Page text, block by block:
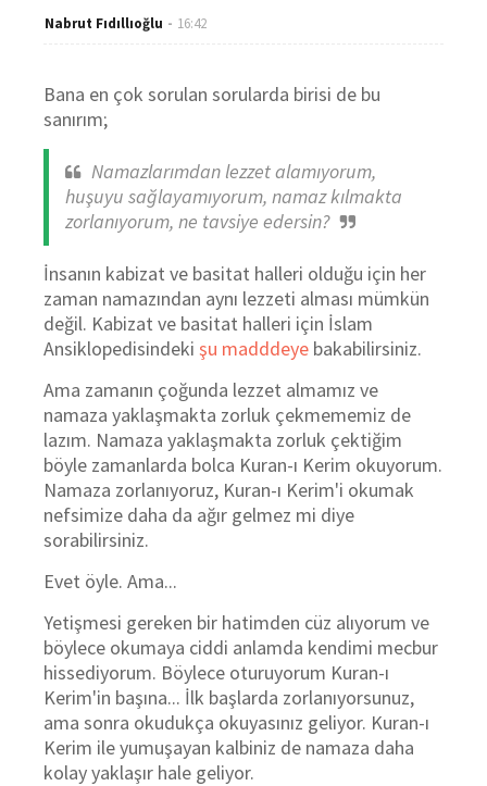
Nabrut Fıdıllıoğlu 16:42
Bana en çok sorulan sorularda birisi de bu
sanırım;
Namazlarımdan lezzet alamıyorum,
huşuyu sağlayamıyorum, namaz kılmakta
zorlanıyorum, ne tavsiye edersin?
İnsanın kabizat ve basitat halleri olduğu için her
zaman namazından aynı lezzeti alması mümkün
değil. Kabizat ve basitat halleri için İslam
Ansiklopedisindeki şu madddeye bakabilirsiniz.
Ama zamanın çoğunda lezzet almamız ve
namaza yaklaşmakta zorluk çekmememiz de
lazım. Namaza yaklaşmakta zorluk çektiğim
böyle zamanlarda bolca Kuran-ı Kerim okuyorum.
Namaza zorlanıyoruz, Kuran-ı Kerim'i okumak
nefsimize daha da ağır gelmez mi diye
sorabilirsiniz.
Evet öyle. Ama...
Yetişmesi gereken bir hatimden cüz alıyorum ve
böylece okumaya ciddi anlamda kendimi mecbur
hissediyorum. Böylece oturuyorum Kuran-ı
Kerim'in başına... İlk başlarda zorlanıyorsunuz,
ama sonra okudukça okuyasınız geliyor. Kuran-ı
Kerim ile yumuşayan kalbiniz de namaza daha
kolay yaklaşır hale geliyor.